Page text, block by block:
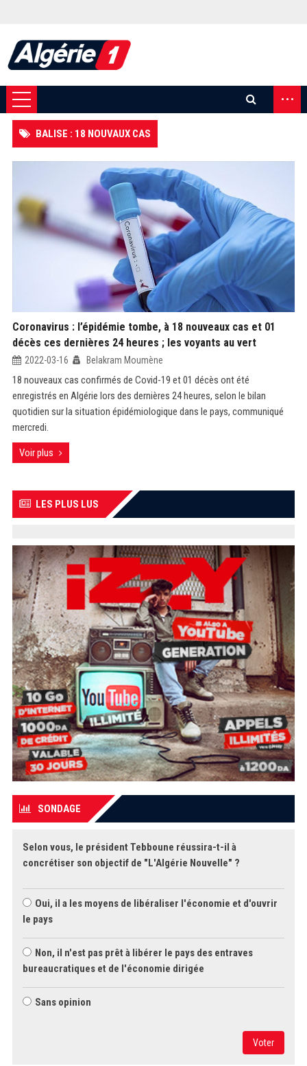
...
BALISE : 18 NOUVAUX CAS
Coronavirus : l’épidémie tombe, à 18 nouveaux cas et 01
décès ces dernières 24 heures ; les voyants au vert
2022-03-16 Belakram Moumène
18 nouveaux cas confirmés de Covid-19 et 01 décès ont été
enregistrés en Algérie lors des dernières 24 heures, selon le bilan
quotidien sur la situation épidémiologique dans le pays, communiqué
mercredi.
Voir plus
LES PLUS LUS
SONDAGE
Selon vous, le président Tebboune réussira-t-il à
concrétiser son objectif de "L'Algérie Nouvelle" ?
Oui, il a les moyens de libéraliser l'économie et d'ouvrir
le pays
Non, il n'est pas prêt à libérer le pays des entraves
bureaucratiques et de l'économie dirigée
Sans opinion
Voter